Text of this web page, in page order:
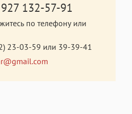
132-57-91
по телефону или
23-03-59 или 39-39-41